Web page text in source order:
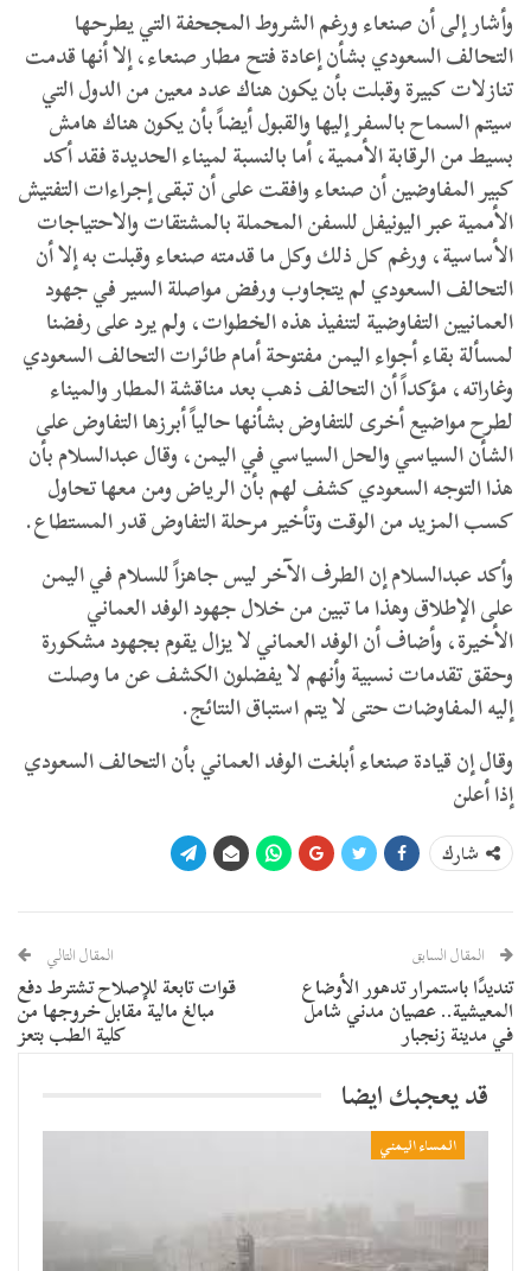
وأشار إلى أن صنعاء ورغم الشروط المجحفة التي يطرحها
التحالف السعودي بشأن إعادة فتح مطار صنعاء، إلا أنها قدمت
تنازلات كبيرة وقبلت بأن يكون هناك عدد معين من الدول التي
سيتم السماح بالسفر إليها والقبول أيضاً بأن يكون هناك هامش
بسيط من الرقابة الأممية، أما بالنسبة لميناء الحديدة فقد أكد
كبير المفاوضين أن صنعاء وافقت على أن تبقى إجراءات التفتيش
الأممية عبر اليونيفل للسفن المحملة بالمشتقات والاحتياجات
الأساسية، ورغم كل ذلك وكل ما قدمته صنعاء وقبلت به إلا أن
التحالف السعودي لم يتجاوب ورفض مواصلة السير في جهود
العمانيين التفاوضية لتنفيذ هذه الخطوات، ولم يرد على رفضنا
لمسألة بقاء أجواء اليمن مفتوحة أمام طائرات التحالف السعودي
وغاراته، مؤكداً أن التحالف ذهب بعد مناقشة المطار والميناء
لطرح مواضيع أخرى للتفاوض بشأنها حالياً أبرزها التفاوض على
الشأن السياسي والحل السياسي في اليمن، وقال عبدالسلام بأن
هذا التوجه السعودي كشف لهم بأن الرياض ومن معها تحاول
كسب المزيد من الوقت وتأخير مرحلة التفاوض قدر المستطاع.
وأكد عبدالسلام إن الطرف الآخر ليس جاهزاً للسلام في اليمن
على الإطلاق وهذا ما تبين من خلال جهود الوفد العماني
الأخيرة، وأضاف أن الوفد العماني لا يزال يقوم بجهود مشكورة
وحقق تقدمات نسبية وأنهم لا يفضلون الكشف عن ما وصلت
إليه المفاوضات حتى لا يتم استباق النتائج.
وقال إن قيادة صنعاء أبلغت الوفد العماني بأن التحالف السعودي
إذا أعلن
شارك
المقال السابق
تنديدًا باستمرار تدهور الأوضاع
المعيشية.. عصيان مدني شامل
في مدينة زنجبار
المقال التالي
قوات تابعة للإصلاح تشترط دفع
مبالغ مالية مقابل خروجها من
كلية الطب بتعز
قد يعجبك ايضا
المساء اليمني